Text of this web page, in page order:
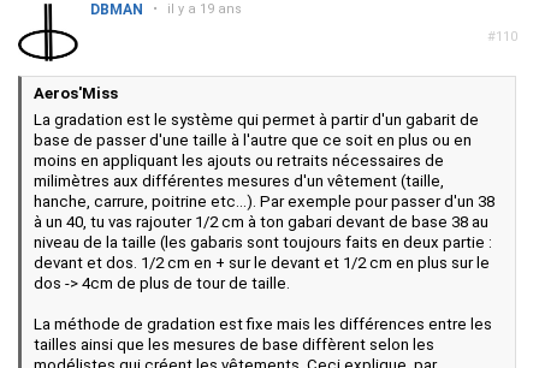
#110
DBMAN • il y a 19 ans
Aeros'Miss
La gradation est le système qui permet à partir d'un gabarit de
base de passer d'une taille à l'autre que ce soit en plus ou en
moins en appliquant les ajouts ou retraits nécessaires de
milimètres aux différentes mesures d'un vêtement (taille,
hanche, carrure, poitrine etc...). Par exemple pour passer d'un 38
à un 40, tu vas rajouter 1/2 cm à ton gabari devant de base 38 au
niveau de la taille (les gabaris sont toujours faits en deux partie :
devant et dos. 1/2 cm en + sur le devant et 1/2 cm en plus sur le
dos -> 4cm de plus de tour de taille.
La méthode de gradation est fixe mais les différences entre les
tailles ainsi que les mesures de base diffèrent selon les